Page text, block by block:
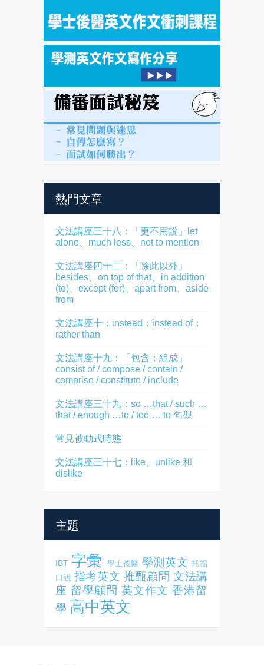
熱門文章
文法講座三十八：「更不用說」let
alone、much less、not to mention
文法講座四十二：「除此以外」
besides、on top of that、in addition
(to)、except (for)、apart from、aside
from
文法講座十：instead；instead of；
rather than
文法講座十九：「包含；組成」
consist of / compose / contain /
comprise / constitute / include
文法講座三十九：so …that / such …
that / enough …to / too … to 句型
常見被動式時態
文法講座三十七：like、unlike 和
dislike
主題
IBT 字彙 學士後醫 學測英文 托福
口說 指考英文 推甄顧問 文法講
座 留學顧問 英文作文 香港留
學 高中英文